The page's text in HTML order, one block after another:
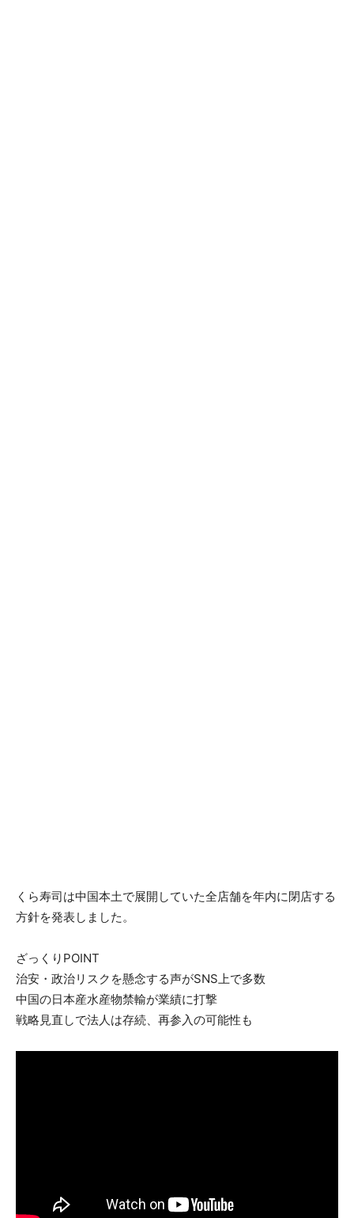
くら寿司は中国本土で展開していた全店舗を年内に閉店する
方針を発表しました。
ざっくりPOINT
治安・政治リスクを懸念する声がSNS上で多数
中国の日本産水産物禁輸が業績に打撃
戦略見直しで法人は存続、再参入の可能性も